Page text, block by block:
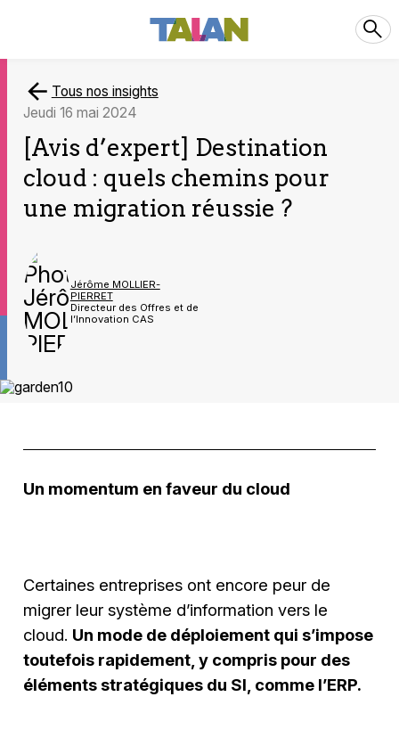
Tous nos insights
jeudi 16 mai 2024
[Avis d’expert] Destination
cloud : quels chemins pour
une migration réussie ?
Jérôme MOLLIER-
PIERRET
Directeur des Offres et de
l’Innovation CAS
Un momentum en faveur du cloud
Certaines entreprises ont encore peur de
migrer leur système d’information vers le
cloud. Un mode de déploiement qui s’impose
toutefois rapidement, y compris pour des
éléments stratégiques du SI, comme l’ERP.